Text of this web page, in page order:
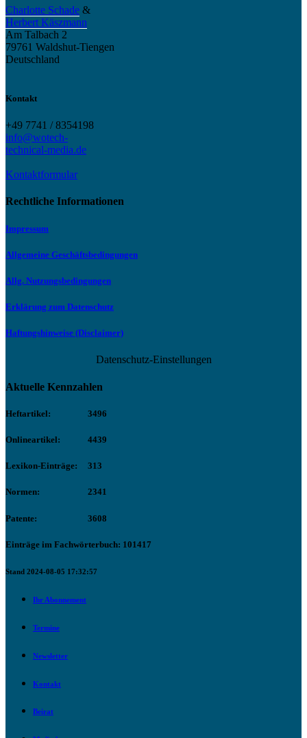
Charlotte Schade &
Herbert Käszmann
Am Talbach 2
79761 Waldshut-Tiengen
Deutschland
Kontakt
+49 7741 / 8354198
info@wotech-
technical-media.de
Kontaktformular
Rechtliche Informationen
Impressum
Allgemeine Geschäftsbedingungen
Allg. Nutzungsbedingungen
Erklärung zum Datenschutz
Haftungshinweise (Disclaimer)
Datenschutz-Einstellungen
Aktuelle Kennzahlen
Heftartikel: 3496
Onlineartikel: 4439
Lexikon-Einträge: 313
Normen: 2341
Patente: 3608
Einträge im Fachwörterbuch: 101417
Stand 2024-08-05 17:32:57
Ihr Abonnement
Termine
Newsletter
Kontakt
Beirat